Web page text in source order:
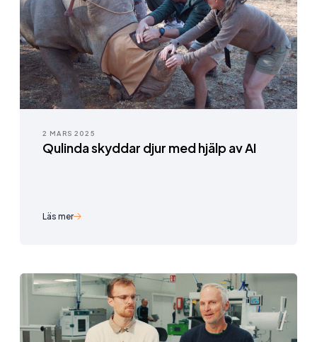
2 MARS 2025
Qulinda skyddar djur med hjälp av AI
Läs mer